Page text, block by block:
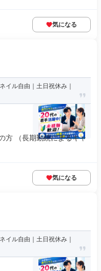
気になる
イル自由｜土日祝休み｜
方 （長期勤続によるキャ
気になる
イル自由｜土日祝休み｜